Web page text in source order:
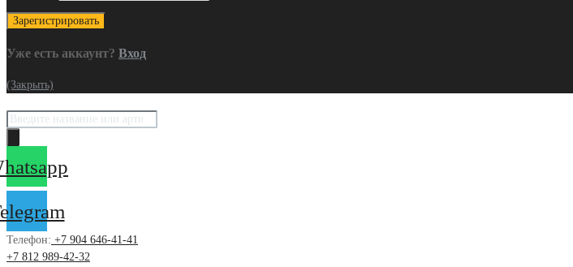
Уже есть аккаунт? Вход
(Закрыть)
Поиск
Телефон: +7 904 646-41-41
+7 812 989-42-32